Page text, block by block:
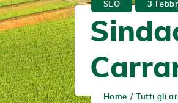
SEO 3
Home Tutti gli